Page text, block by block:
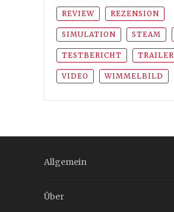
REVIEW REZENSION
SIMULATION STEAM
TESTBERICHT TRAILER
VIDEO WIMMELBILD
Allgemein
Über